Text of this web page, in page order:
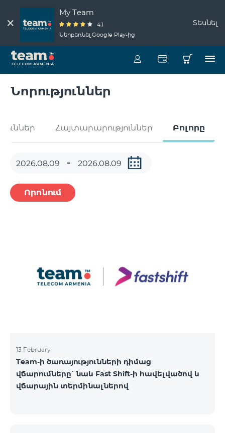
My Team
4.1
Ներբեռնել Google Play-ից
Տեսնել
Նորություններ
Հայտարարություններ Բոլորը
Որոնում
13 February
Team-ի ծառայությունների դիմաց
վճարումները՝ նաև Fast Shift-ի հավելվածով և
վճարային տերմինալներով